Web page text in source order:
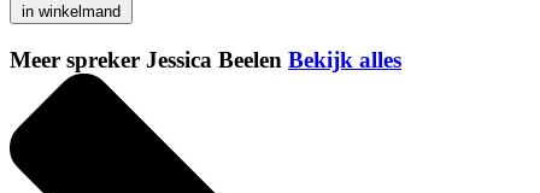
in winkelmand
Meer spreker Jessica Beelen Bekijk alles